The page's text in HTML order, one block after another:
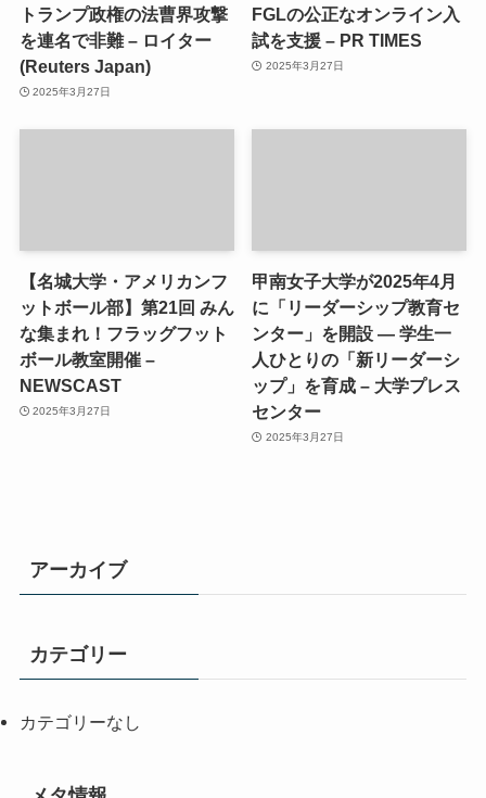
トランプ政権の法曹界攻撃
を連名で非難 – ロイター
(Reuters Japan)
2025年3月27日
FGLの公正なオンライン入
試を支援 – PR TIMES
2025年3月27日
【名城大学・アメリカンフ
ットボール部】第21回 みん
な集まれ！フラッグフット
ボール教室開催 –
NEWSCAST
2025年3月27日
甲南女子大学が2025年4月
に「リーダーシップ教育セ
ンター」を開設 ― 学生一
人ひとりの「新リーダーシ
ップ」を育成 – 大学プレス
センター
2025年3月27日
アーカイブ
カテゴリー
カテゴリーなし